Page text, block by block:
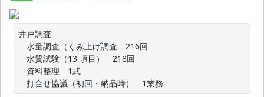
井戸調査
水量調査（くみ上げ調査　216回
水質試験（13 項目）　218回
資料整理　1式
打合せ協議（初回・納品時）　1業務